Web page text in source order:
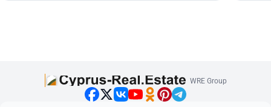
WRE Group